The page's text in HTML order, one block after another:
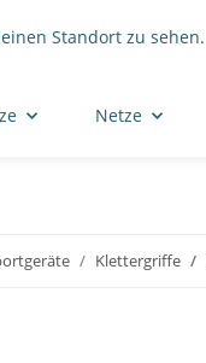
Standort zu sehen.
Netze
Klettergriffe